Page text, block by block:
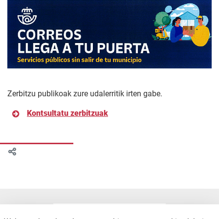
Zerbitzu publikoak zure udalerritik irten gabe.
Kontsultatu zerbitzuak